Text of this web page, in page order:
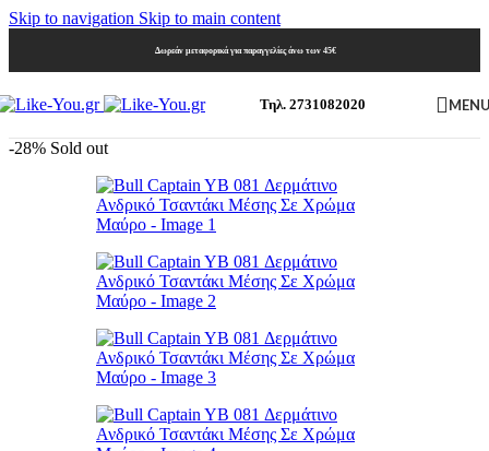
Skip to navigation Skip to main content
Δωρεάν μεταφορικά για παραγγελίες άνω των 45€
Τηλ. 2731082020
-28% Sold out